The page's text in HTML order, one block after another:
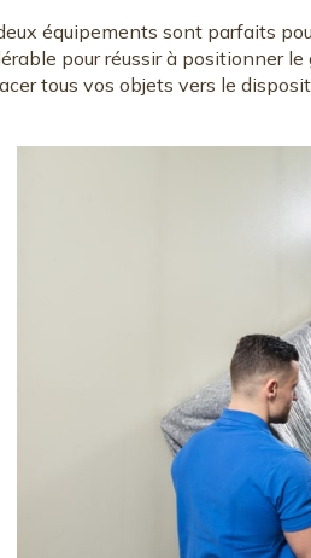
équipements sont parfaits
pour réussir à positionner
tous vos objets vers le